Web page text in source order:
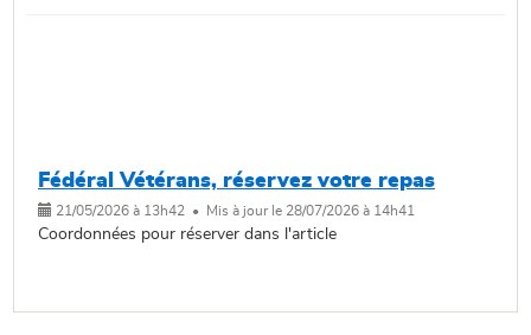
Fédéral Vétérans, réservez votre repas
21/05/2026 à 13h42 • Mis à jour le 28/07/2026 à 14h41
Coordonnées pour réserver dans l'article